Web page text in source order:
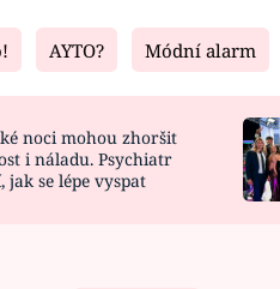
Living
ZAHRADA
DESIGN
AYTO? Módní alarm
noci mohou zhoršit
i náladu. Psychiatr
jak se lépe vyspat